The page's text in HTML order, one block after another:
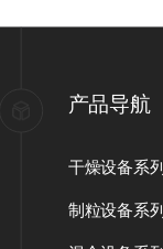
产品导航
干燥设备系列
制粒设备系列